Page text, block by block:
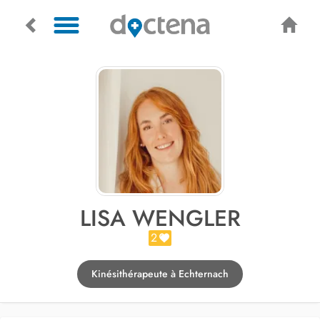
LISA WENGLER
2
Kinésithérapeute à Echternach